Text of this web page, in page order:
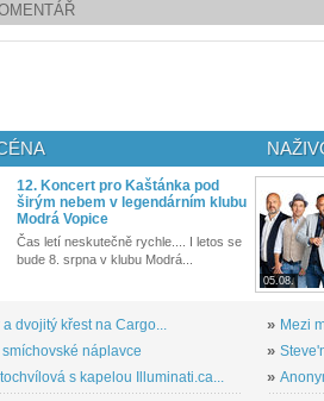
12. Koncert pro Kaštánka pod
širým nebem v legendárním klubu
Modrá Vopice
Čas letí neskutečně rychle.... I letos se
bude 8. srpna v klubu Modrá...
a dvojitý křest na Cargo...
smíchovské náplavce
s kapelou Illuminati.ca...
05.08.
» Mezi
»
»